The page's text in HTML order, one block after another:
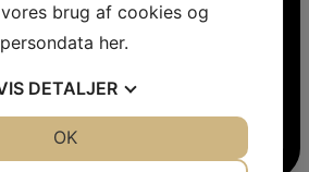
brug af cookies og
her.
DETALJER
OK